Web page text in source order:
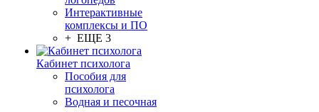
Интерактивные
комплексы и ПО
+ ЕЩЕ 3
Кабинет психолога
Пособия для
психолога
Водная и песочная